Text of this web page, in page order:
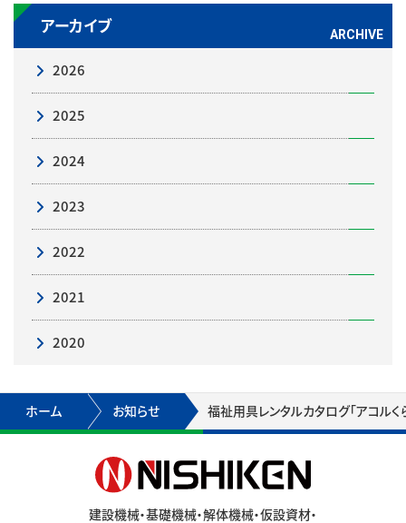
アーカイブ
2026
2025
2024
2023
2022
2021
2020
ホーム お知らせ 福祉用具レンタルカタログ「アコルく
建設機械・基礎機械・解体機械・仮設資材・